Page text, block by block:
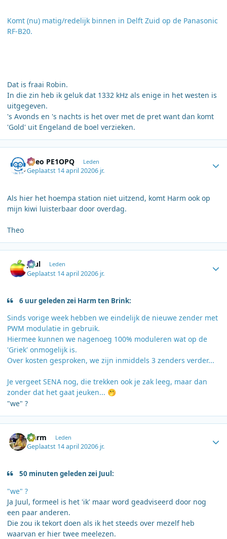
Komt (nu) matig/redelijk binnen in Delft Zuid op de Panasonic
RF-B20.
Dat is fraai Robin.
In die zin heb ik geluk dat 1332 kHz als enige in het westen is
uitgegeven.
's Avonds en 's nachts is het over met de pret want dan komt
'Gold' uit Engeland de boel verzieken.
Theo PE1OPQ Leden
Geplaatst 14 april 20206 jr.
Als hier het hoempa station niet uitzend, komt Harm ook op
mijn kiwi luisterbaar door overdag.
Theo
Juul Leden
Geplaatst 14 april 20206 jr.
6 uur geleden zei Harm ten Brink:
Sinds vorige week hebben we eindelijk de nieuwe zender met
PWM modulatie in gebruik.
Hiermee kunnen we nagenoeg 100% moduleren wat op de
'Griek' onmogelijk is.
Over kosten gesproken, we zijn inmiddels 3 zenders verder...
Je vergeet SENA nog, die trekken ook je zak leeg, maar dan
zonder dat het gaat jeuken... 🤭
"we" ?
Harm Leden
Geplaatst 14 april 20206 jr.
50 minuten geleden zei Juul:
"we" ?
Ja Juul, formeel is het 'ik' maar word geadviseerd door nog
een paar anderen.
Die zou ik tekort doen als ik het steeds over mezelf heb
waarvan er hier twee meelezen.